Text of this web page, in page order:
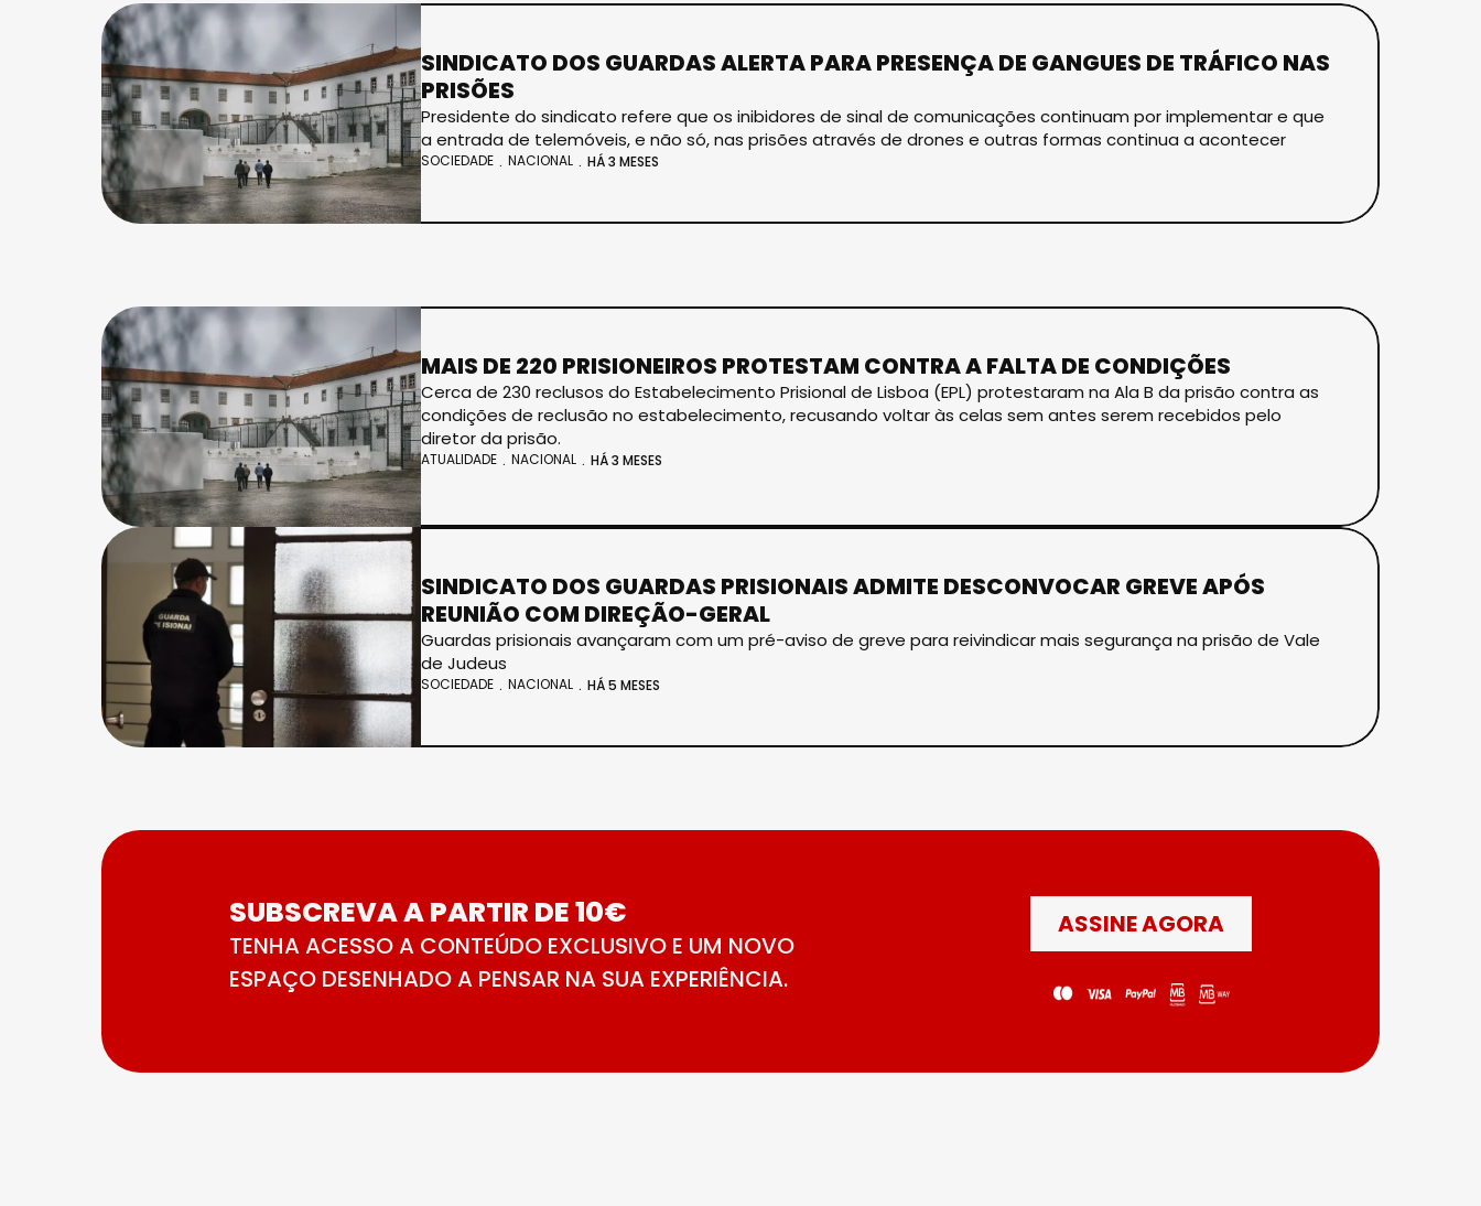
SINDICATO DOS GUARDAS ALERTA PARA PRESENÇA DE GANGUES DE TRÁFICO NAS
PRISÕES
Presidente do sindicato refere que os inibidores de sinal de comunicações continuam por implementar e que
a entrada de telemóveis, e não só, nas prisões através de drones e outras formas continua a acontecer
SOCIEDADE NACIONAL HÁ 3 MESES
MAIS DE 220 PRISIONEIROS PROTESTAM CONTRA A FALTA DE CONDIÇÕES
Cerca de 230 reclusos do Estabelecimento Prisional de Lisboa (EPL) protestaram na Ala B da prisão contra as
condições de reclusão no estabelecimento, recusando voltar às celas sem antes serem recebidos pelo
diretor da prisão.
ATUALIDADE NACIONAL HÁ 3 MESES
SINDICATO DOS GUARDAS PRISIONAIS ADMITE DESCONVOCAR GREVE APÓS
REUNIÃO COM DIREÇÃO-GERAL
Guardas prisionais avançaram com um pré-aviso de greve para reivindicar mais segurança na prisão de Vale
de Judeus
SOCIEDADE NACIONAL HÁ 5 MESES
SUBSCREVA A PARTIR DE 10€
TENHA ACESSO A CONTEÚDO EXCLUSIVO E UM NOVO
ESPAÇO DESENHADO A PENSAR NA SUA EXPERIÊNCIA.
ASSINE AGORA